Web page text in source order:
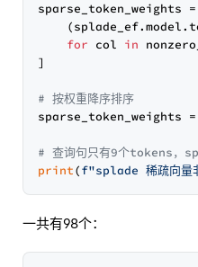
sparse_token_weights
for col in
]
# 按权重降序排序
sparse_token_weights =
# 查询句只有9个tokens，
print(f"splade 稀疏向量非
一共有98个：